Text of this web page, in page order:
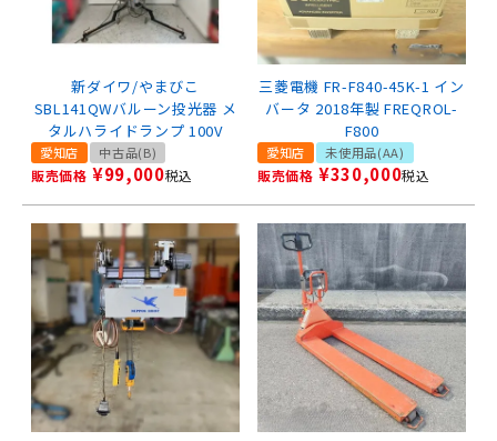
新ダイワ/やまびこ
SBL141QWバルーン投光器 メ
タルハライドランプ 100V
愛知店 中古品(B)
販売価格 ¥99,000税込
三菱電機 FR-F840-45K-1 イン
バータ 2018年製 FREQROL-
F800
愛知店 未使用品(AA)
販売価格 ¥330,000税込